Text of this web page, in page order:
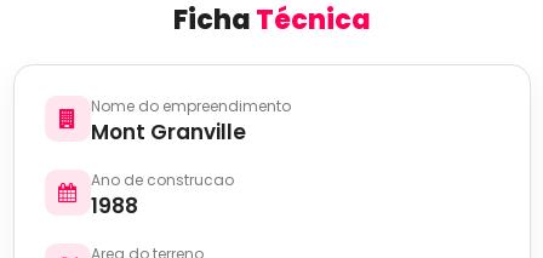
FichaTécnica
Nome do empreendimento
Mont Granville
Ano de construcao
1988